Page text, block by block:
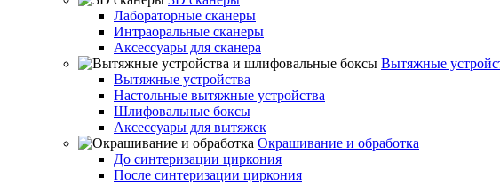
Лабораторные сканеры
Интраоральные сканеры
Аксессуары для сканера
Вытяжные
Вытяжные устройства
Настольные вытяжные устройства
Шлифовальные боксы
Аксессуары для вытяжек
Окрашивание и обработка
До синтеризации циркония
После синтеризации циркония